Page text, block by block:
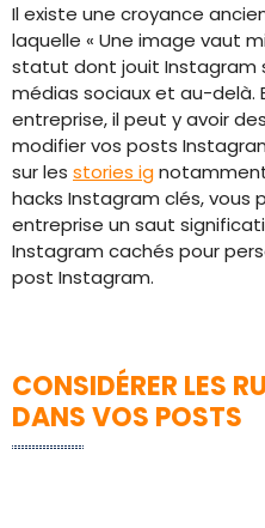
Il existe une croyance
laquelle « Une image vaut
statut dont jouit Instagram
médias sociaux et au-delà.
entreprise, il peut y avoir
modifier vos posts
sur les stories ig
hacks Instagram clés, vous
entreprise un saut
Instagram cachés pour
post Instagram.
CONSIDÉRER LES
DANS VOS POSTS